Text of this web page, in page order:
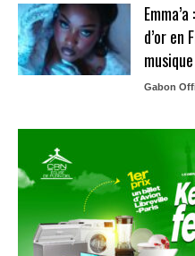
d’or en
Gabon